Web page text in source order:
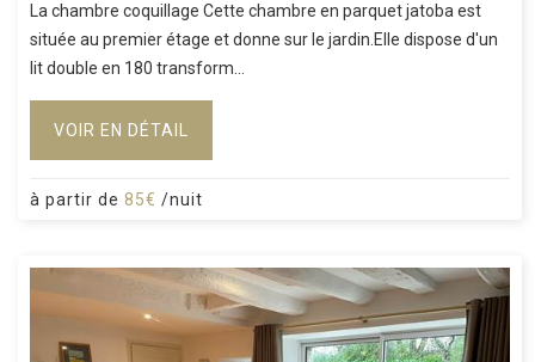
La chambre coquillage Cette chambre en parquet jatoba est
située au premier étage et donne sur le jardin.Elle dispose d'un
lit double en 180 transform...
VOIR EN DÉTAIL
à partir de 85€ /nuit